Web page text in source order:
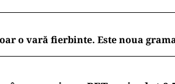
o vară fierbinte. Este noua